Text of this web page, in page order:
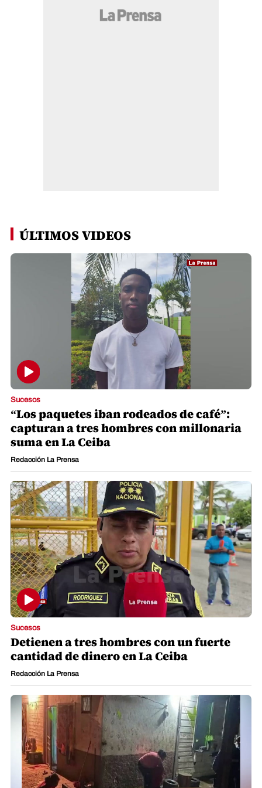
ÚLTIMOS VIDEOS
Sucesos
“Los paquetes iban rodeados de café”:
capturan a tres hombres con millonaria
suma en La Ceiba
Redacción La Prensa
Sucesos
Detienen a tres hombres con un fuerte
cantidad de dinero en La Ceiba
Redacción La Prensa